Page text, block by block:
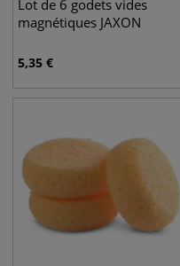
Lot de 6 godets vides
magnétiques JAXON
5,35 €